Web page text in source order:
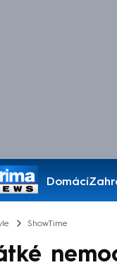
Domácí
Pořady
ShowTime